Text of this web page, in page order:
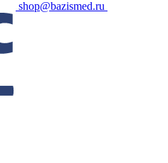
shop@bazismed.ru